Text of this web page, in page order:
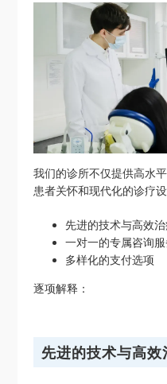
我们的诊所不仅提供高水
患者关怀和现代化的诊疗设
先进的技术与高效治
一对一的专属咨询服
多样化的支付选项
逐项解释：
先进的技术与高效